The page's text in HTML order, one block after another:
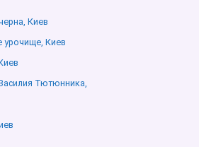
Киев
урочище, Киев
Тютюнника,